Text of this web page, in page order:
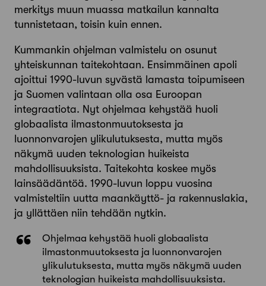
merkitys muun muassa matkailun kannalta
tunnistetaan, toisin kuin ennen.
Kummankin ohjelman valmistelu on osunut
yhteiskunnan taitekohtaan. Ensimmäinen apoli
ajoittui 1990-luvun syvästä lamasta toipumiseen
ja Suomen valintaan olla osa Euroopan
integraatiota. Nyt ohjelmaa kehystää huoli
globaalista ilmastonmuutoksesta ja
luonnonvarojen ylikulutuksesta, mutta myös
näkymä uuden teknologian huikeista
mahdollisuuksista. Taitekohta koskee myös
lainsäädäntöä. 1990-luvun loppu vuosina
valmisteltiin uutta maankäyttö- ja rakennuslakia,
ja yllättäen niin tehdään nytkin.
Ohjelmaa kehystää huoli globaalista
ilmastonmuutoksesta ja luonnonvarojen
ylikulutuksesta, mutta myös näkymä uuden
teknologian huikeista mahdollisuuksista.